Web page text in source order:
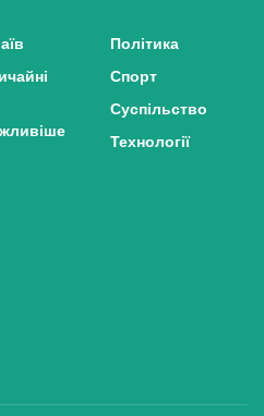
Політика
Спорт
Суспільство
Технології